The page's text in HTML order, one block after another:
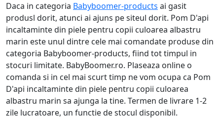
Daca in categoria Babyboomer-products ai gasit
produsl dorit, atunci ai ajuns pe siteul dorit. Pom D'api
incaltaminte din piele pentru copii culoarea albastru
marin este unul dintre cele mai comandate produse din
categoria Babyboomer-products, fiind tot timpul in
stocuri limitate. BabyBoomer.ro. Plaseaza online o
comanda si in cel mai scurt timp ne vom ocupa ca Pom
D'api incaltaminte din piele pentru copii culoarea
albastru marin sa ajunga la tine. Termen de livrare 1-2
zile lucratoare, un functie de stocul disponibil.